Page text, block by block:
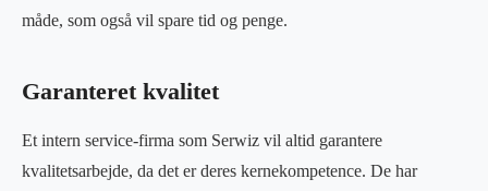
måde, som også vil spare tid og penge.
Garanteret kvalitet
Et intern service-firma som Serwiz vil altid garantere
kvalitetsarbejde, da det er deres kernekompetence. De har